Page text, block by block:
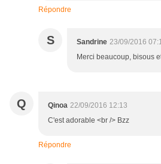
Répondre
S Sandrine 23/09/2016
Merci beaucoup, bisous
Q Qinoa 22/09/2016 12:13
C'est adorable <br /> Bzz
Répondre